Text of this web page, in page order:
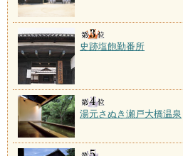
史跡塩飽勤番所
湯元さぬき瀬戸大橋温泉